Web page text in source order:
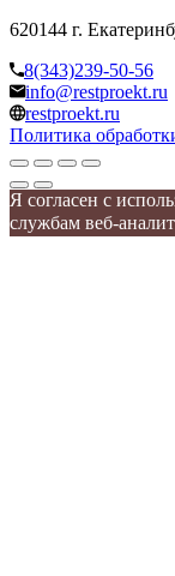
620144 г.
8(343)239-50-56
info@restproekt.ru
restproekt.ru
Политика
Я согласен с
службам веб-